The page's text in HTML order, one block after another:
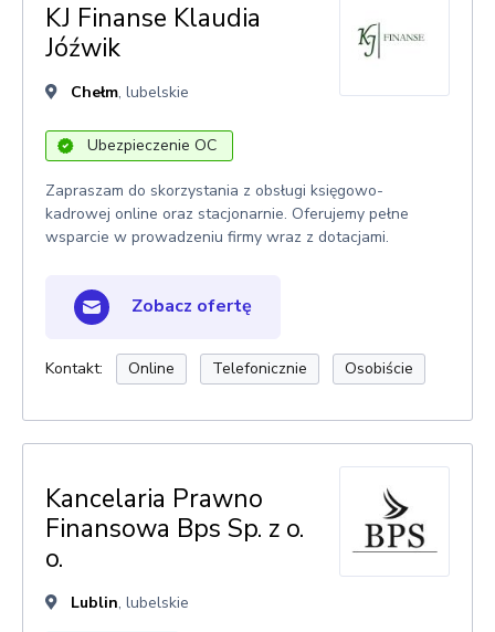
KJ Finanse Klaudia
Jóźwik
Chełm, lubelskie
Ubezpieczenie OC
Zapraszam do skorzystania z obsługi księgowo-
kadrowej online oraz stacjonarnie. Oferujemy pełne
wsparcie w prowadzeniu firmy wraz z dotacjami.
Zobacz ofertę
Kontakt: Online Telefonicznie Osobiście
Kancelaria Prawno
Finansowa Bps Sp. z o.
o.
Lublin, lubelskie